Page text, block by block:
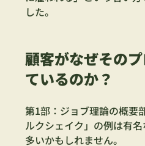
した。
顧客がなぜその
ているのか？
第1部：ジョブ理論の概要
ルクシェイク」の例は有
多いかもしれません。